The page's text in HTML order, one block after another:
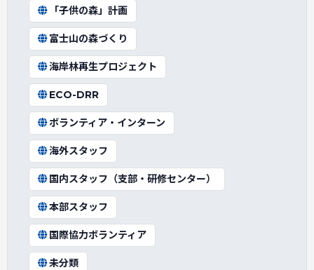
「子供の森」計画
富士山の森づくり
海岸林再生プロジェクト
ECO-DRR
ボランティア・インターン
海外スタッフ
国内スタッフ（支部・研修センター）
本部スタッフ
国際協力ボランティア
未分類